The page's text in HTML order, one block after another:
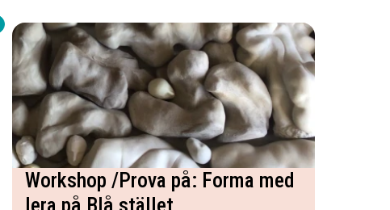
Workshop /Prova på: Forma med
lera på Blå stället